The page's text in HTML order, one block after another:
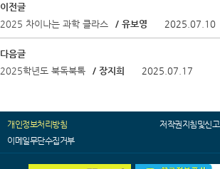
이전글
2025 차이나는 과학 클라스
/ 유보영 2025.07.10
다음글
2025학년도 북독북톡
/ 장지희 2025.07.17
개인정보처리방침
저작권지침및신고
이메일무단수집거부